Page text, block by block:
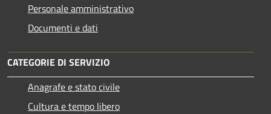
Personale amministrativo
Documenti e dati
CATEGORIE DI SERVIZIO
Anagrafe e stato civile
Cultura e tempo libero